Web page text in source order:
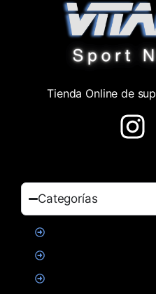
Tienda Online de
Categorías